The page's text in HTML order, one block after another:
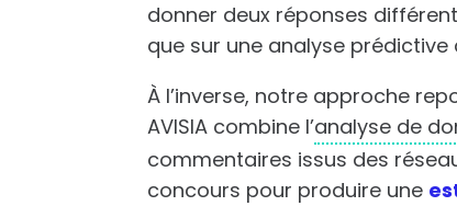
donner deux réponses
que sur une analyse
À l’inverse, notre approche
AVISIA combine l’analyse de
commentaires issus des
concours pour produire une